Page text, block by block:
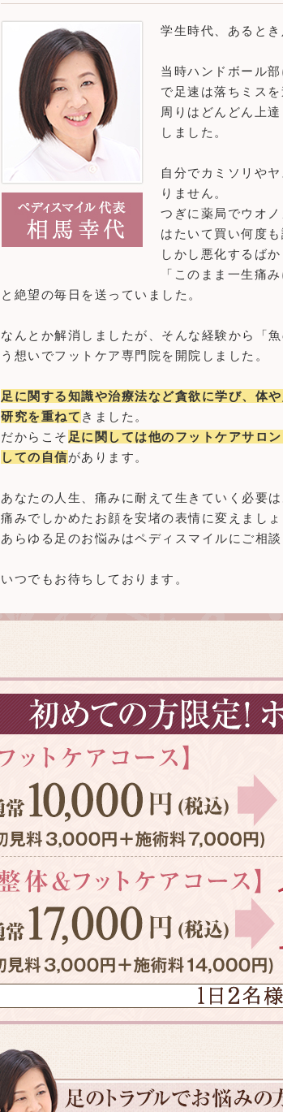
学生時代、あると
当時ハンドボール
で足速は落ちミスを
周りはどんどん上
しました。
自分でカミソリや
りません。
つぎに薬局でウオ
はたいて買い何度も
しかし悪化するばか
「このまま一生痛
と絶望の毎日を送っていました。
なんとか解消しましたが、そんな経験から「
う想いでフットケア専門院を開院しました。
足に関する知識や治療法など貪欲に学び、体
研究を重ねて きました。
だからこそ 足に関しては他のフットケアサロ
しての自信があります。
あなたの人生、痛みに耐えて生きていく必要は
痛みでしかめたお顔を安堵の表情に変えましょ
あらゆる足のお悩みはペディスマイルにご相談
いつでもお待ちしております。